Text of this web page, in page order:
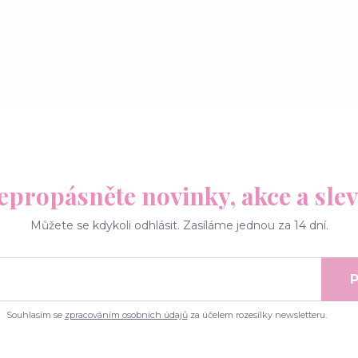
novinky, akce a
Můžete se kdykoli odhlásit. Zasíláme jednou za 14 dní.
Souhlasím se zpracováním osobních údajůza účelem rozesílky newsletteru.